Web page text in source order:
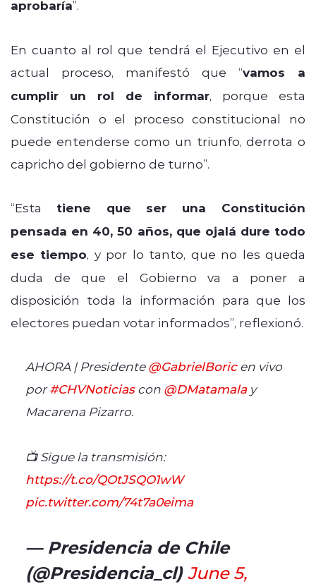
aprobaría”.
En cuanto al rol que tendrá el Ejecutivo en el
actual proceso, manifestó que “vamos a
cumplir un rol de informar, porque esta
Constitución o el proceso constitucional no
puede entenderse como un triunfo, derrota o
capricho del gobierno de turno”.
“Esta tiene que ser una Constitución
pensada en 40, 50 años, que ojalá dure todo
ese tiempo, y por lo tanto, que no les queda
duda de que el Gobierno va a poner a
disposición toda la información para que los
electores puedan votar informados”, reflexionó.
AHORA | Presidente@GabrielBoricen vivo
por#CHVNoticiascon @DMatamalay
Macarena Pizarro.
📺 Sigue la transmisión:
https://t.co/QOtJSQO1wW
pic.twitter.com/74t7a0eima
— Presidencia de Chile
(@Presidencia_cl)June 5,